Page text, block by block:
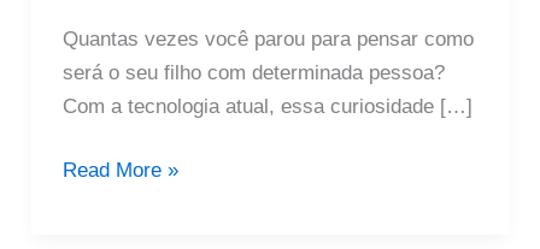
Quantas vezes você parou para pensar como
será o seu filho com determinada pessoa?
Com a tecnologia atual, essa curiosidade […]
Como
Read More »